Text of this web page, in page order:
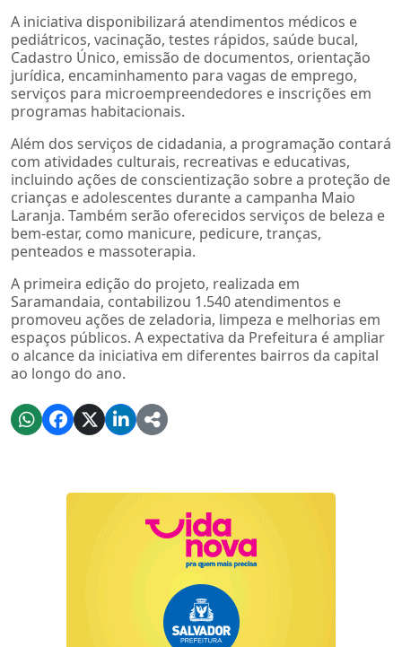
A iniciativa disponibilizará atendimentos médicos e
pediátricos, vacinação, testes rápidos, saúde bucal,
Cadastro Único, emissão de documentos, orientação
jurídica, encaminhamento para vagas de emprego,
serviços para microempreendedores e inscrições em
programas habitacionais.
Além dos serviços de cidadania, a programação contará
com atividades culturais, recreativas e educativas,
incluindo ações de conscientização sobre a proteção de
crianças e adolescentes durante a campanha Maio
Laranja. Também serão oferecidos serviços de beleza e
bem-estar, como manicure, pedicure, tranças,
penteados e massoterapia.
A primeira edição do projeto, realizada em
Saramandaia, contabilizou 1.540 atendimentos e
promoveu ações de zeladoria, limpeza e melhorias em
espaços públicos. A expectativa da Prefeitura é ampliar
o alcance da iniciativa em diferentes bairros da capital
ao longo do ano.